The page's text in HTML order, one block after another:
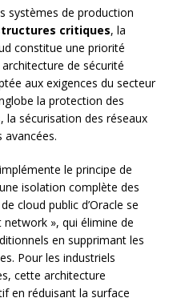
systèmes de production
critiques, la
constitue une priorité
de sécurité
aux exigences du secteur
la protection des
la sécurisation des réseaux
le principe de
isolation complète des
cloud public d’Oracle se
», qui élimine de
en supprimant les
Pour les industriels
cette architecture
en réduisant la surface